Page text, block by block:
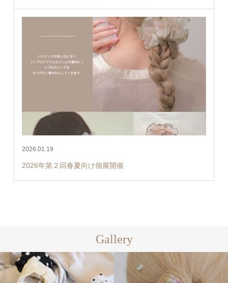
2026.01.19
2026年第２回春夏向け個展開催
Gallery